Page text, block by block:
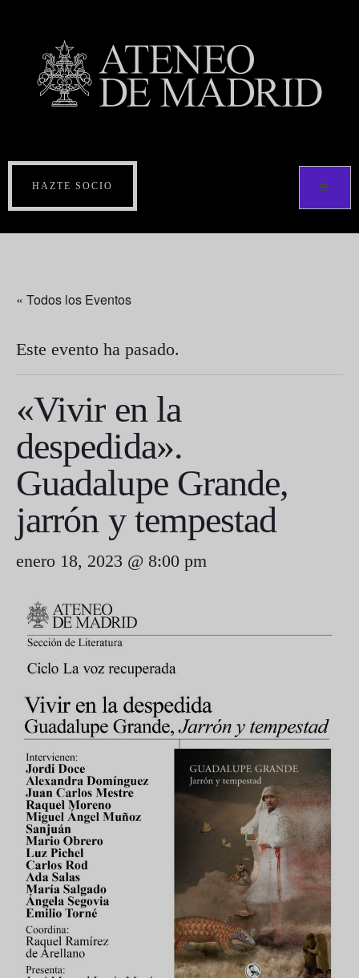
HAZTE SOCIO
« Todos los Eventos
Este evento ha pasado.
«Vivir en la
despedida».
Guadalupe Grande,
jarrón y tempestad
enero 18, 2023 @ 8:00 pm